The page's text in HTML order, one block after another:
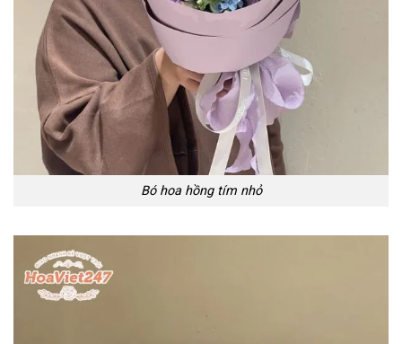
Bó hoa hồng tím nhỏ